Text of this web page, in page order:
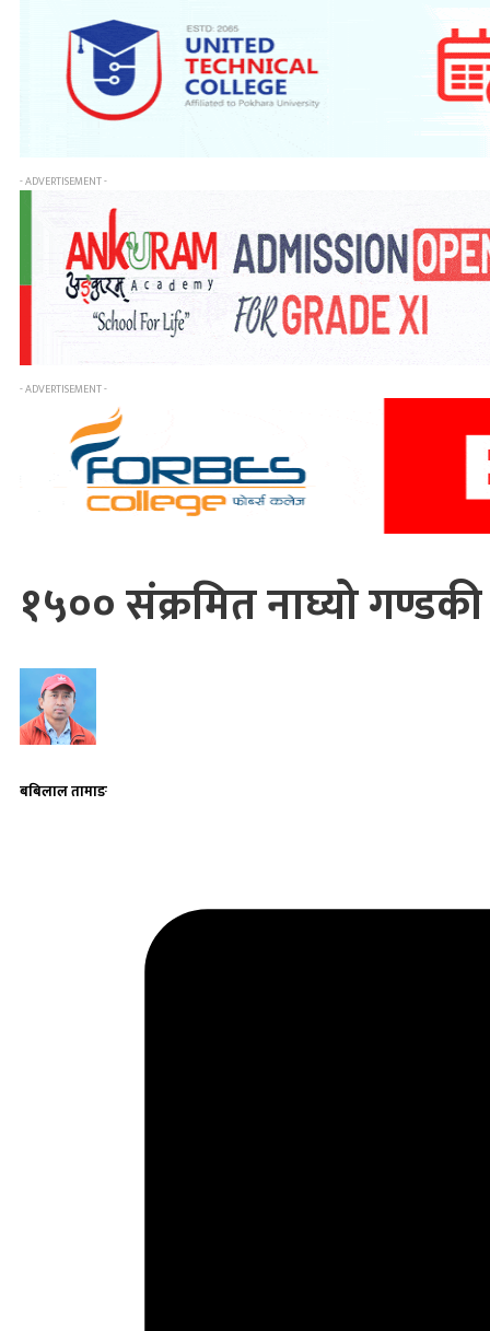
- ADVERTISEMENT -
- ADVERTISEMENT -
१५०० संक्रमित नाघ्यो
बबिलाल तामाङ